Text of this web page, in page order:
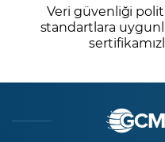
Veri güvenliği
standartlara